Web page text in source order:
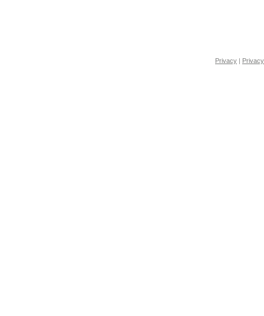
Privacy |